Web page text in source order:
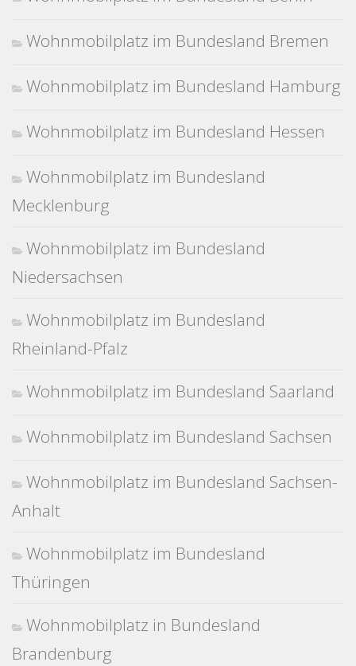
Wohnmobilplatz im Bundesland Bremen
Wohnmobilplatz im Bundesland Hamburg
Wohnmobilplatz im Bundesland Hessen
Wohnmobilplatz im Bundesland
Mecklenburg
Wohnmobilplatz im Bundesland
Niedersachsen
Wohnmobilplatz im Bundesland
Rheinland-Pfalz
Wohnmobilplatz im Bundesland Saarland
Wohnmobilplatz im Bundesland Sachsen
Wohnmobilplatz im Bundesland Sachsen-
Anhalt
Wohnmobilplatz im Bundesland
Thüringen
Wohnmobilplatz in Bundesland
Brandenburg